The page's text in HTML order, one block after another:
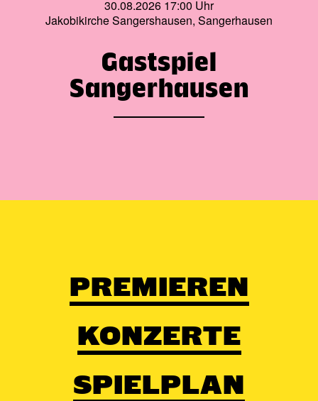
30.08.2026 17:00 Uhr
Jakobikirche Sangershausen, Sangerhausen
Gastspiel
Sangerhausen
PREMIEREN
KONZERTE
SPIELPLAN